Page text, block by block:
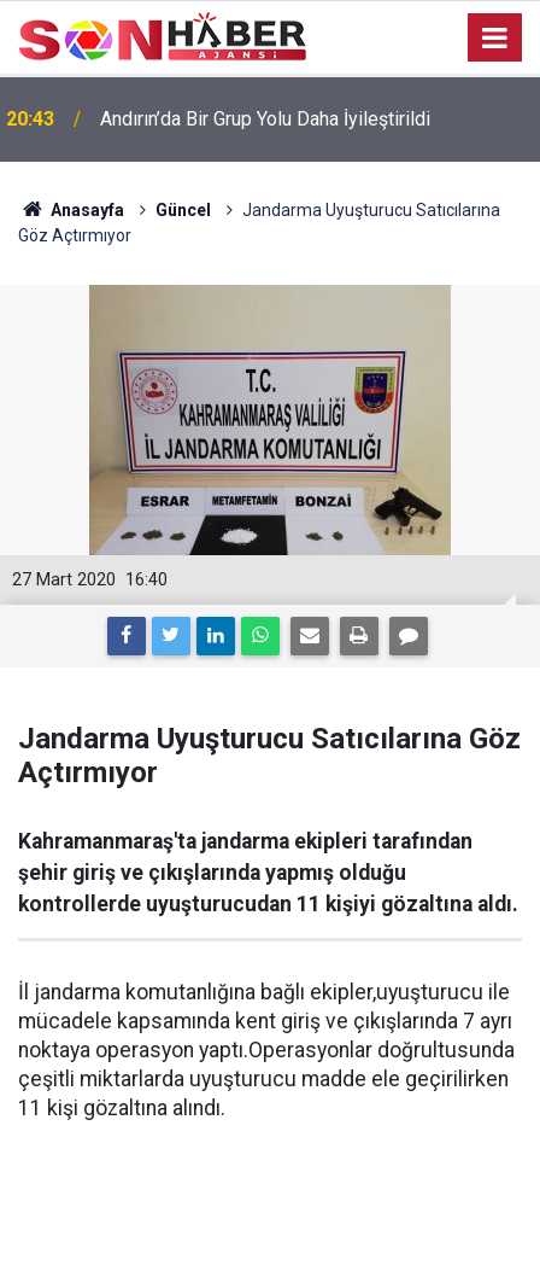
20:43 Andırın’da Bir Grup Yolu Daha İyileştirildi
Anasayfa Güncel
Jandarma Uyuşturucu Satıcılarına
Göz Açtırmıyor
16:40
27 Mart 2020
Jandarma Uyuşturucu Satıcılarına Göz
Açtırmıyor
Kahramanmaraş'ta jandarma ekipleri tarafından
şehir giriş ve çıkışlarında yapmış olduğu
kontrollerde uyuşturucudan 11 kişiyi gözaltına aldı.
İl jandarma komutanlığına bağlı ekipler,uyuşturucu ile
mücadele kapsamında kent giriş ve çıkışlarında 7 ayrı
noktaya operasyon yaptı.Operasyonlar doğrultusunda
çeşitli miktarlarda uyuşturucu madde ele geçirilirken
11 kişi gözaltına alındı.